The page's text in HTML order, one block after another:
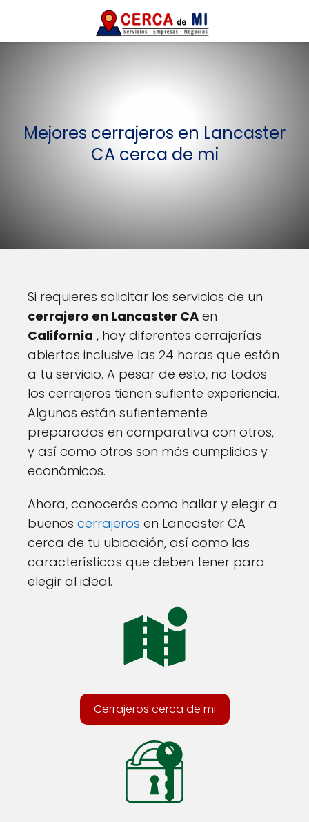
Mejores cerrajeros en Lancaster
CA cerca de mi
Si requieres solicitar los servicios de un
cerrajero en Lancaster CA en
California , hay diferentes cerrajerías
abiertas inclusive las 24 horas que están
a tu servicio. A pesar de esto, no todos
los cerrajeros tienen sufiente experiencia.
Algunos están sufientemente
preparados en comparativa con otros,
y así como otros son más cumplidos y
económicos.
Ahora, conocerás como hallar y elegir a
buenos cerrajeros en Lancaster CA
cerca de tu ubicación, así como las
características que deben tener para
elegir al ideal.
Cerrajeros cerca de mi